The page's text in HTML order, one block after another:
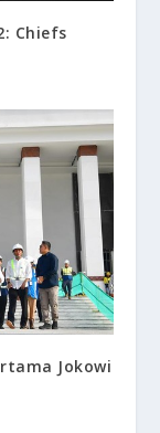
Chiefs
Jokowi